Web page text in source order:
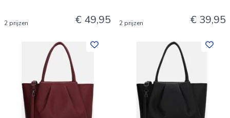
2 prijzen € 49,95 2 prijzen € 39,95